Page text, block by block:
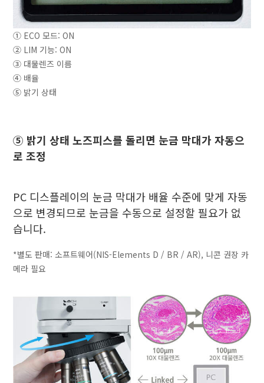
① ECO 모드: ON
② LIM 기능: ON
③ 대물렌즈 이름
④ 배율
⑤ 밝기 상태
⑤ 밝기 상태 노즈피스를 돌리면 눈금 막대가 자동으
로 조정
PC 디스플레이의 눈금 막대가 배율 수준에 맞게 자동
으로 변경되므로 눈금을 수동으로 설정할 필요가 없
습니다.
*별도 판매: 소프트웨어(NIS-Elements D / BR / AR), 니콘 권장 카
메라 필요